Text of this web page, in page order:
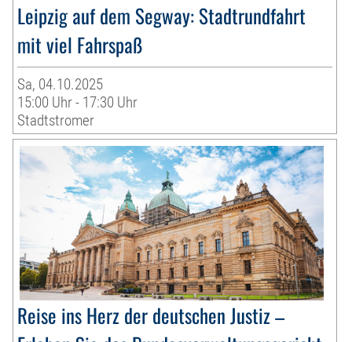
Leipzig auf dem Segway: Stadtrundfahrt
mit viel Fahrspaß
Sa, 04.10.2025
15:00 Uhr - 17:30 Uhr
Stadtstromer
Reise ins Herz der deutschen Justiz –